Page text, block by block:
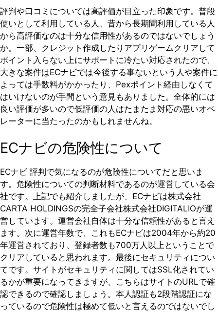
評判や口コミについては高評価が目立った印象です。普段
使いとして利用している人、昔から長期間利用している人
から高評価なのは十分な信用性があるのではないでしょう
か。一部、クレジット作成したりアプリゲームクリアして
ポイント入らない上にサポートに冷たい対応されたので、
大きな案件はECナビでは今後する事ないという人や案件に
よっては手数料がかかったり、Pexポイント経由しなくて
はいけないのが手間という意見もありました。全体的には
良い評価が多いので低評価の人はたまたま対応の悪いオペ
レーターに当たったのかもしれませんね。
ECナビの危険性について
ECナビ 評判で気になるのが危険性についてだと思いま
す。危険性についての判断材料であるのが運営している会
社です。上記でも紹介しましたが、ECナビは株式会社
CARTA HOLDINGSの完全子会社株式会社DIGITALIOが運
営しています。運営会社自体は十分な信頼性があると言え
ます。次に運営年数で、これもECナビは2004年から約20
年運営されており、登録者数も700万人以上ということで
クリアしていると思われます。最後にセキュリティについ
てです。サイトがセキュリティに関してはSSL化されてい
るかが重要になってきますが、こちらはサイトのURLで確
認できるので確認しましょう。本人認証も2段階認証にな
っているので危険性は極めて低いと言えるのではないでし